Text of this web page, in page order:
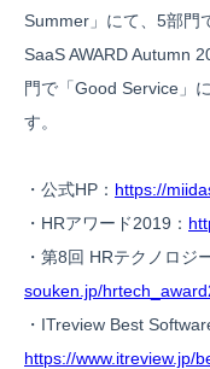
Summer」にて、5部門
SaaS AWARD Autumn
門で「Good Service」
す。
・公式HP： https://
・HRアワード2019：
・第8回 HRテクノロジ
souken.jp/
・ITreview Best
https://www.itreview.jp/